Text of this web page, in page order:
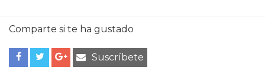
Comparte si te ha gustado
Suscríbete